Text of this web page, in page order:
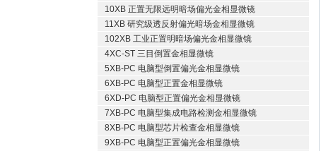
10XB 正置无限远明暗场偏光金相显微镜
11XB 研究级透反射偏光暗场金相显微镜
102XB 工业正置明暗场偏光金相显微镜
4XC-ST 三目倒置金相显微镜
5XB-PC 电脑型倒置偏光金相显微镜
6XB-PC 电脑型正置金相显微镜
6XD-PC 电脑型正置偏光金相显微镜
7XB-PC 电脑型集成电路检测金相显微镜
8XB-PC 电脑型芯片检查金相显微镜
9XB-PC 电脑型正置偏光金相显微镜